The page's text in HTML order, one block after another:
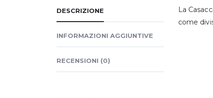
DESCRIZIONE
INFORMAZIONI AGGIUNTIVE
RECENSIONI (0)
La
come